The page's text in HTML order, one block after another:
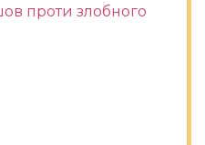
проти злобного